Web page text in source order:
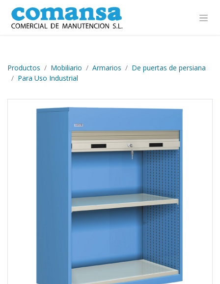
Ir al contenido
Productos Mobiliario Armarios
De puertas de persiana
Para Uso Industrial